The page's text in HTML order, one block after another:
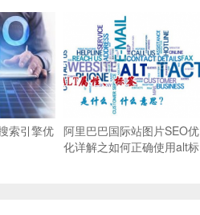
索引擎优 阿里巴巴国际站图片SEO优
化详解之如何正确使用alt标